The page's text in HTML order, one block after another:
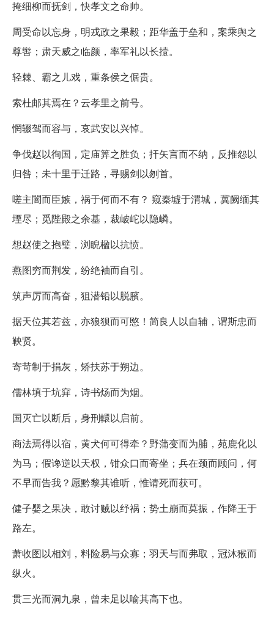
掩细柳而抚剑，快孝文之命帅。
周受命以忘身，明戎政之果毅；距华盖于垒和，案乘舆之
尊辔；肃天威之临颜，率军礼以长撎。
轻棘、霸之儿戏，重条侯之倨贵。
索杜邮其焉在？云孝里之前号。
惘辍驾而容与，哀武安以兴悼。
争伐赵以徇国，定庙筭之胜负；扞矢言而不纳，反推怨以
归咎；未十里于迁路，寻赐剑以刎首。
嗟主闇而臣嫉，祸于何而不有？ 窥秦墟于渭城，冀阙缅其
堙尽；觅陛殿之余基，裁岥岮以隐嶙。
想赵使之抱璧，浏睨楹以抗愤。
燕图穷而荆发，纷绝袖而自引。
筑声厉而高奋，狙潜铅以脱臏。
据天位其若兹，亦狼狈而可愍！简良人以自辅，谓斯忠而
鞅贤。
寄苛制于捐灰，矫扶苏于朔边。
儒林填于坑穽，诗书炀而为烟。
国灭亡以断后，身刑轘以启前。
商法焉得以宿，黄犬何可得牵？野蒲变而为脯，苑鹿化以
为马；假谗逆以天权，钳众口而寄坐；兵在颈而顾问，何
不早而告我？愿黔黎其谁听，惟请死而获可。
健子婴之果决，敢讨贼以纾祸；势土崩而莫振，作降王于
路左。
萧收图以相刘，料险易与众寡；羽天与而弗取，冠沐猴而
纵火。
贯三光而洞九泉，曾未足以喻其高下也。